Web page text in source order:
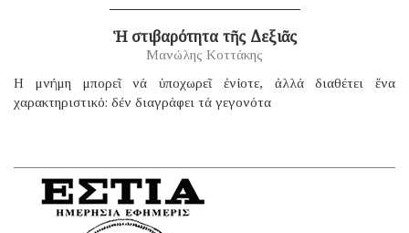
Ἡ στιβαρότητα τῆς Δεξιᾶς
Μανώλης Κοττάκης
H μνήμη μπορεῖ νά ὑποχωρεῖ ἐνίοτε, ἀλλά διαθέτει ἕνα
χαρακτηριστικό: δέν διαγράφει τά γεγονότα